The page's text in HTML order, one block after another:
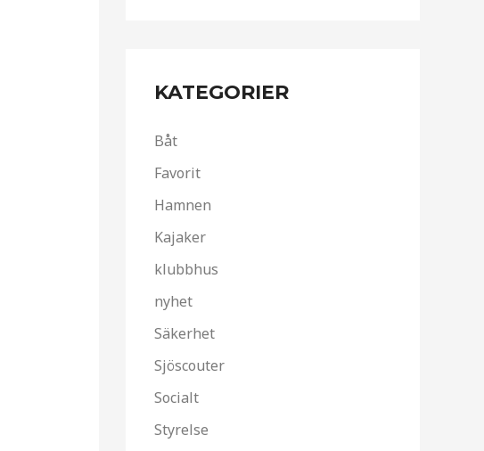
KATEGORIER
Båt
Favorit
Hamnen
Kajaker
klubbhus
nyhet
Säkerhet
Sjöscouter
Socialt
Styrelse